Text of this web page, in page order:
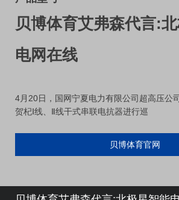
贝博体育艾弗森代言:
电网在线
4月20日，国网宁夏电力有限公司超高压公
贺杞Ⅰ线、Ⅱ线干式串联电抗器进行巡
贝博体育官网